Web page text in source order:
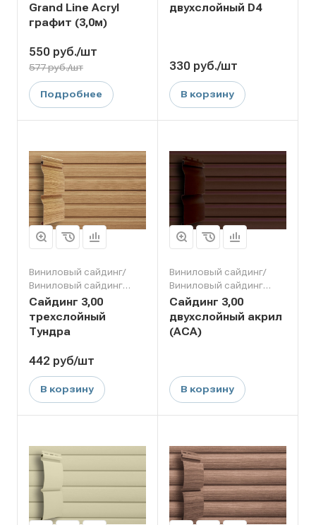
Grand Line Acryl
графит (3,0м)
550 руб./шт
577 руб./шт
Подробнее
двухслойный D4
330 руб./шт
В корзину
Виниловый сайдинг/
Виниловый сайдинг
Grand Line
Сайдинг 3,00
трехслойный
Тундра
442 руб/шт
В корзину
Виниловый сайдинг/
Виниловый сайдинг
Grand Line
Сайдинг 3,00
двухслойный акрил
(АСА)
В корзину